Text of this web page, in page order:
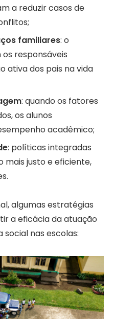
a reduzir casos de
familiares: o
responsáveis
ativa dos pais na vida
: quando os fatores
os alunos
acadêmico;
: políticas integradas
justo e eficiente,
algumas estratégias
a eficácia da atuação
nas escolas: